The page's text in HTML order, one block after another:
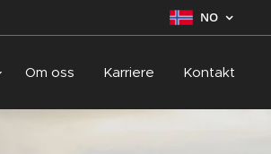
NO
Om oss Karriere Kontakt